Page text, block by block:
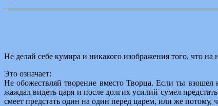
Не делай себе кумира и никакого изображения того, что на
Это означает:
Не обожествляй творение вместо Творца. Если ты взошел
жаждал видеть царя и после долгих усилий сумел
смеет предстать один на один перед царем, или же потому,